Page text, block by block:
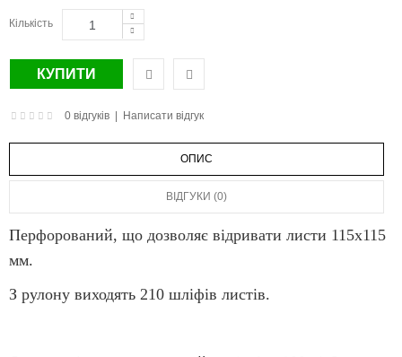
Кількість
0 відгуків Написати відгук
ОПИС
ВІДГУКИ (0)
Перфорований, що дозволяє відривати листи 115х115
мм.
З рулону виходять 210 шліфів листів.